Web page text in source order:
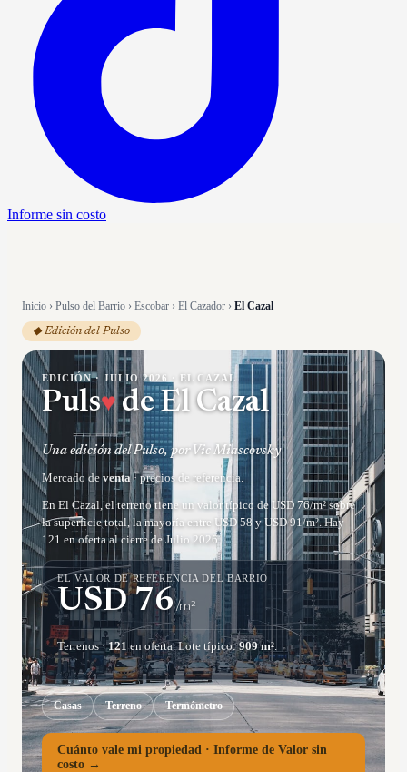
Informe sin costo
Inicio › Pulso del Barrio › Escobar › El Cazador › El Cazal
◆ Edición del Pulso
EDICIÓN · JULIO 2026 EL CAZAL
Puls♥deEl Cazal
Una edición del Pulso, por Vic Miascovsky
Mercado de venta· precios de referencia.
En El Cazal, el terreno tiene un valor típico de USD 76/m² sobre
la superficie total, la mayoría entre USD 58 y USD 91/m². Hay
121 en oferta al cierre de Julio 2026.
EL VALOR DE REFERENCIA DEL BARRIO
USD76 /m²
Terrenos·121en oferta.Lote típico:909m².
Casas Terreno Termómetro
Cuánto vale mi propiedad · Informe de Valor sin
costo →